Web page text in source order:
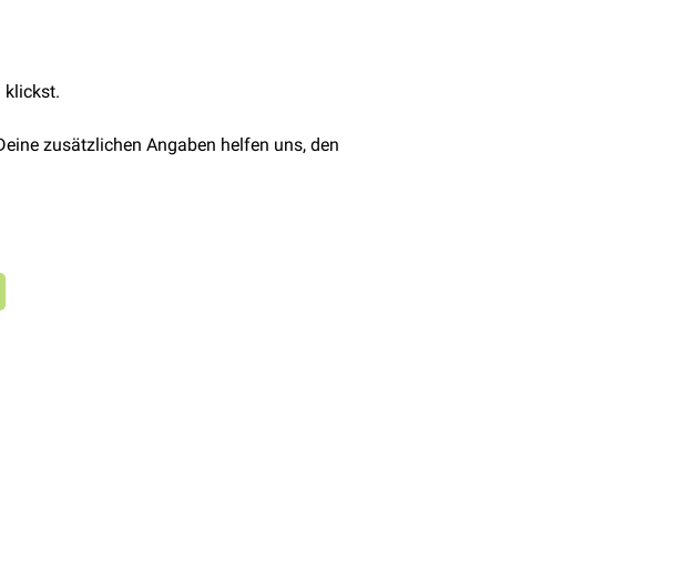
implantation: how we do it.”
klickst.
zusätzlichen Angaben helfen uns, den